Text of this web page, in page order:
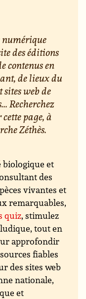
numérique
des éditions
contenus en
de lieux du
web de
Recherchez
page, à
Zéthès.
biologique et
des
vivantes et
remarquables,
quiz, stimulez
tout en
approfondir
fiables
des sites web
nationale,
et